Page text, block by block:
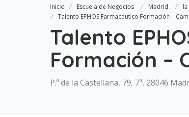
Inicio Escuela de Negocios Madrid
Talento EPHOS Farmacéutico Formación –
Talento
Formación –
P.º de la Castellana, 79, 7ª, 28046